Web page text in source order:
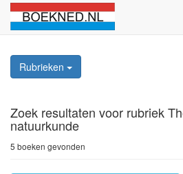
Rubrieken
Zoek resultaten voor rubriek
natuurkunde
5 boeken gevonden